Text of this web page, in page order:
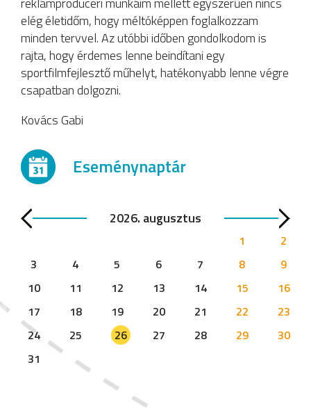
elég életidőm, hogy méltóképpen foglalkozzam
minden tervvel. Az utóbbi időben gondolkodom is
rajta, hogy érdemes lenne beindítani egy
sportfilmfejlesztő műhelyt, hatékonyabb lenne végre
csapatban dolgozni.
Kovács Gabi
Eseménynaptár
2026. augusztus
1
2
3
4 5 6 7 8
9
10
11 12 13 14 15
16
17
18 19 20 21 22
23
24
25 26 27 28 29
30
31